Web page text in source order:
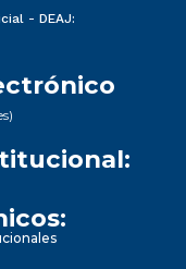
- DEAJ: